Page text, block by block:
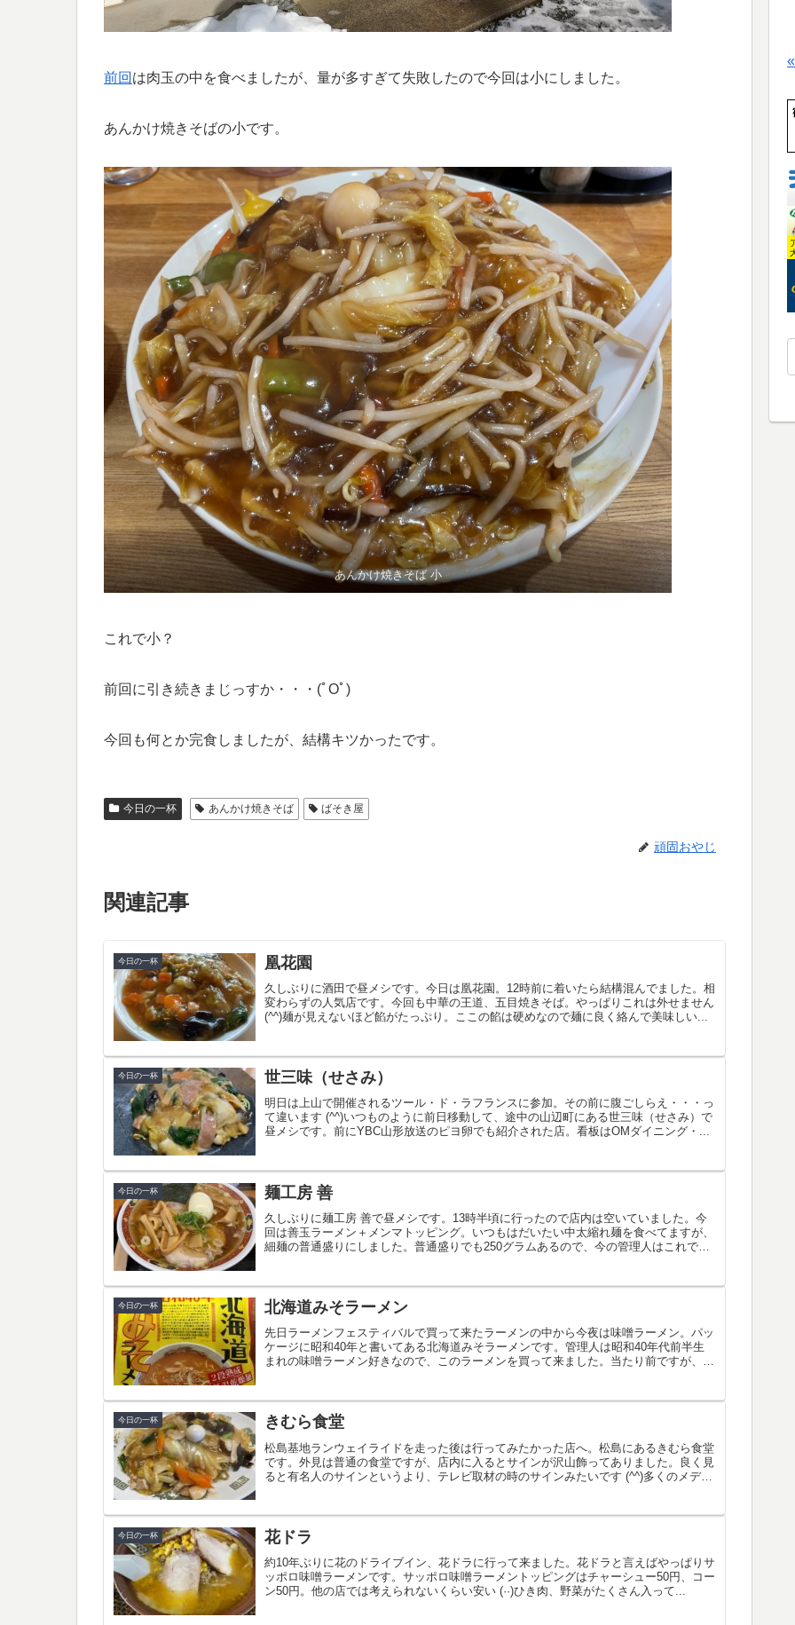
前回 は肉玉の中を食べましたが、量が多すぎて失敗したので今回は小にしました。
あんかけ焼きそばの小です。
あんかけ焼きそば 小
これで小？
前回に引き続きまじっすか・・・(ﾟOﾟ)
今回も何とか完食しましたが、結構キツかったです。
今日の一杯 あんかけ焼きそば ばそき屋
頑固おやじ
関連記事
今日の一杯 凰花園
久しぶりに酒田で昼メシです。今日は凰花園。12時前に着いたら結構混んでました。相
変わらずの人気店です。今回も中華の王道、五目焼きそば。やっぱりこれは外せません
(^^)麺が見えないほど餡がたっぷり。ここの餡は硬めなので麺に良く絡んで美味しい...
今日の一杯 世三味（せさみ）
明日は上山で開催されるツール・ド・ラフランスに参加。その前に腹ごしらえ・・・っ
て違います (^^)いつものように前日移動して、途中の山辺町にある世三味（せさみ）で
昼メシです。前にYBC山形放送のピヨ卵でも紹介された店。看板はOMダイニング・...
今日の一杯 麺工房 善
久しぶりに麺工房 善で昼メシです。13時半頃に行ったので店内は空いていました。今
回は善玉ラーメン＋メンマトッピング。いつもはだいたい中太縮れ麺を食べてますが、
細麺の普通盛りにしました。普通盛りでも250グラムあるので、今の管理人はこれでも
今日の一杯 北海道みそラーメン
先日ラーメンフェスティバルで買って来たラーメンの中から今夜は味噌ラーメン。パッ
ケージに昭和40年と書いてある北海道みそラーメンです。管理人は昭和40年代前半生
まれの味噌ラーメン好きなので、このラーメンを買って来ました。当たり前ですが、中
今日の一杯 きむら食堂
松島基地ランウェイライドを走った後は行ってみたかった店へ。松島にあるきむら食堂
です。外見は普通の食堂ですが、店内に入るとサインが沢山飾ってありました。良く見
ると有名人のサインというより、テレビ取材の時のサインみたいです (^^)多くのメデ
今日の一杯 花ドラ
約10年ぶりに花のドライブイン、花ドラに行って来ました。花ドラと言えばやっぱりサ
ッポロ味噌ラーメンです。サッポロ味噌ラーメントッピングはチャーシュー50円、コー
ン50円。他の店では考えられないくらい安い (··)ひき肉、野菜がたくさん入って...